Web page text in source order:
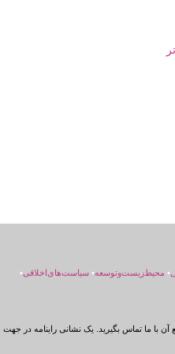
• محیط‌زیست‌و‌توسعه• سیاست‌های‌اخلاقی•
ما تماس بگیرید. یک نشانی راینامه در جهت